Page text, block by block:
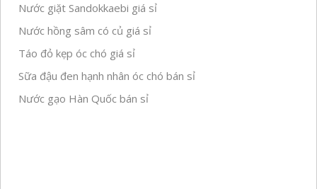
Nước giặt Sandokkaebi giá sỉ
Nước hồng sâm có củ giá sỉ
Táo đỏ kẹp óc chó giá sỉ
Sữa đậu đen hạnh nhân óc chó bán sỉ
Nước gạo Hàn Quốc bán sỉ